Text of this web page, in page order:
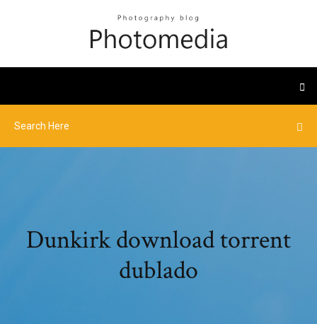
Dunkirk download torrent
dublado